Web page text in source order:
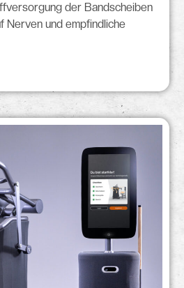
der Bandscheiben
Nerven und empfindliche